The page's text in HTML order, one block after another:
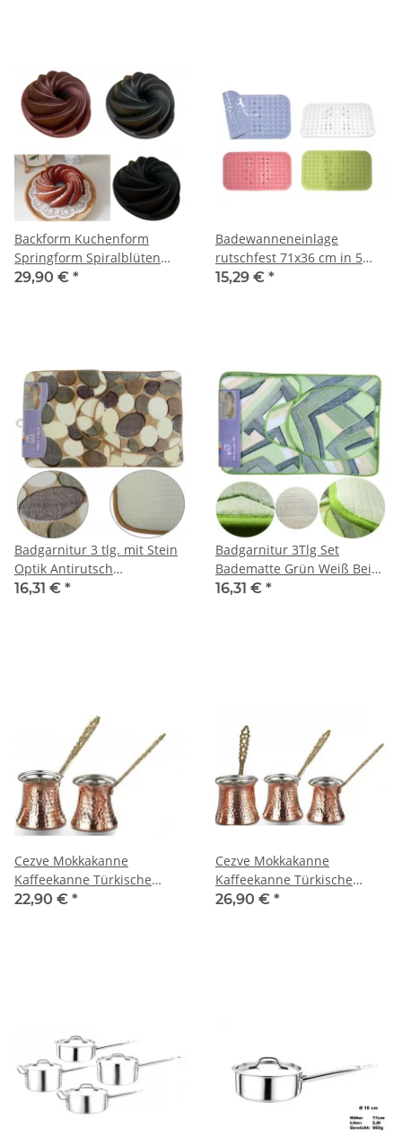
Backform Kuchenform
Springform Spiralblüten
Lillie
29,90 € *
Badewanneneinlage
rutschfest 71x36 cm in 5
Farben Wanneneinlage
15,29 € *
Badgarnitur 3 tlg. mit Stein
Optik Antirutsch
Beschichtung blau/braun
16,31 € *
Badgarnitur 3Tlg Set
Badematte Grün Weiß Beige
Badteppich Badvorleger
16,31 € *
Cezve Mokkakanne
Kaffeekanne Türkische
Kupferkanne Handgefertigt
22,90 € *
Cezve Mokkakanne
Kaffeekanne Türkische
Kupferkanne Handgefertigt
26,90 € *